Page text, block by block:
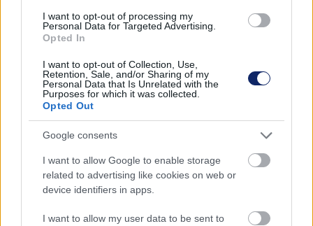
I want to opt-out of processing my
Personal Data for Targeted Advertising.
Opted In
I want to opt-out of Collection, Use,
Retention, Sale, and/or Sharing of my
Personal Data that Is Unrelated with the
Purposes for which it was collected.
Opted Out
Google consents
I want to allow Google to enable storage
related to advertising like cookies on web or
device identifiers in apps.
I want to allow my user data to be sent to
amelyek az archeológusok, építészek és mérnökök munkáját
is nagyban megkönnyítik.